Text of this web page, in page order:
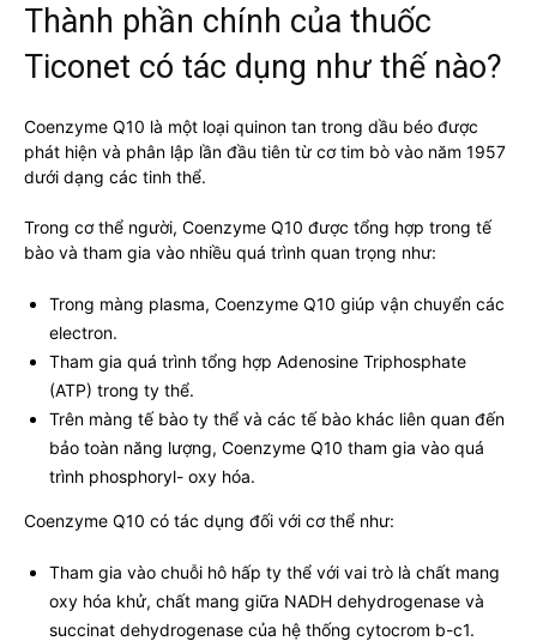
Thành phần chính của thuốc
Ticonet có tác dụng như thế nào?
Coenzyme Q10 là một loại quinon tan trong dầu béo được
phát hiện và phân lập lần đầu tiên từ cơ tim bò vào năm 1957
dưới dạng các tinh thể.
Trong cơ thể người, Coenzyme Q10 được tổng hợp trong tế
bào và tham gia vào nhiều quá trình quan trọng như:
Trong màng plasma, Coenzyme Q10 giúp vận chuyển các
electron.
Tham gia quá trình tổng hợp Adenosine Triphosphate
(ATP) trong ty thể.
Trên màng tế bào ty thể và các tế bào khác liên quan đến
bảo toàn năng lượng, Coenzyme Q10 tham gia vào quá
trình phosphoryl- oxy hóa.
Coenzyme Q10 có tác dụng đối với cơ thể như:
Tham gia vào chuỗi hô hấp ty thể với vai trò là chất mang
oxy hóa khử, chất mang giữa NADH dehydrogenase và
succinat dehydrogenase của hệ thống cytocrom b-c1.